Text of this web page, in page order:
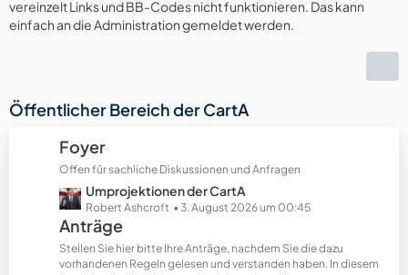
vereinzelt Links und BB-Codes nicht funktionieren. Das kann
einfach an die Administration gemeldet werden.
Öffentlicher Bereich der CartA
Foyer
Offen für sachliche Diskussionen und Anfragen
L
e
t
z
t
Umprojektionen der CartA
Robert Ashcroft 3. August 2026 um 00:45
Anträge
Stellen Sie hier bitte Ihre Anträge, nachdem Sie die dazu
vorhandenen Regeln gelesen und verstanden haben. In diesem